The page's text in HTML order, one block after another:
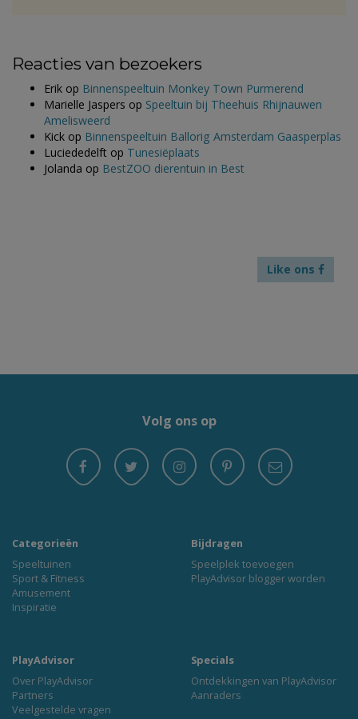
Reacties van bezoekers
Erik op Binnenspeeltuin Monkey Town Purmerend
Marielle Jaspers op Speeltuin bij Theehuis Rhijnauwen
Amelisweerd
Kick op Binnenspeeltuin Ballorig Amsterdam Gaasperplas
Luciededelft op Tunesiëplaats
Jolanda op BestZOO dierentuin in Best
Like ons
Volg ons op
Categorieën
Speeltuinen
Sport & Fitness
Amusement
Inspiratie
Bijdragen
Speelplek toevoegen
PlayAdvisor blogger worden
PlayAdvisor
Over PlayAdvisor
Partners
Veelgestelde vragen
Specials
Ontdekkingen van PlayAdvisor
Aanraders